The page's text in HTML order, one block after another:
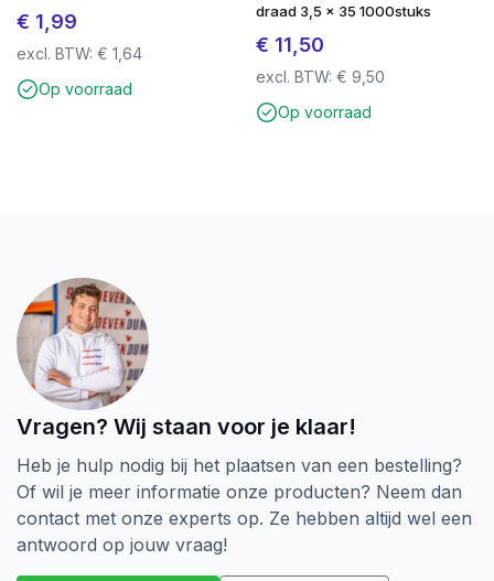
€ 1,99
excl. BTW: € 1,64
Op voorraad
draad 3,5 x 35 1000stuks
€ 11,50
excl. BTW:€ 9,50
Op voorraad
Vragen? Wij staan voor je klaar!
Heb je hulp nodig bij het plaatsen van een bestelling?
Of wil je meer informatie onze producten? Neem dan
contact met onze experts op. Ze hebben altijd wel een
antwoord op jouw vraag!